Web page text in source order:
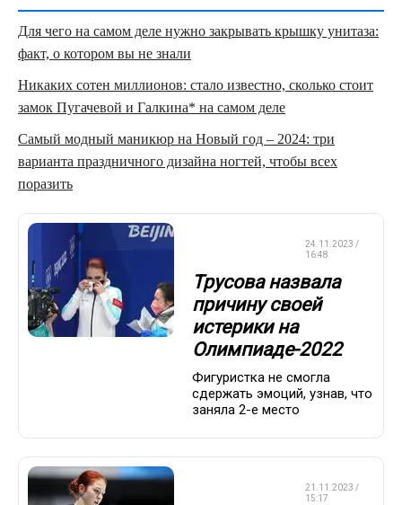
Для чего на самом деле нужно закрывать крышку унитаза:
факт, о котором вы не знали
Никаких сотен миллионов: стало известно, сколько стоит
замок Пугачевой и Галкина* на самом деле
Самый модный маникюр на Новый год – 2024: три
варианта праздничного дизайна ногтей, чтобы всех
поразить
24.11.2023 /
16:48
Трусова назвала
причину своей
истерики на
Олимпиаде-2022
Фигуристка не смогла
сдержать эмоций, узнав, что
заняла 2-е место
21.11.2023 /
15:17